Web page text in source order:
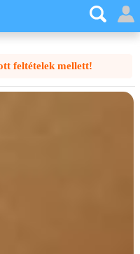
feltételek mellett!